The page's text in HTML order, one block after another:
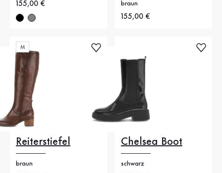
Neuer Preis
155,00 € braun
Neuer Preis
155,00 €
M
Reiterstiefel
braun
Chelsea Boot
schwarz